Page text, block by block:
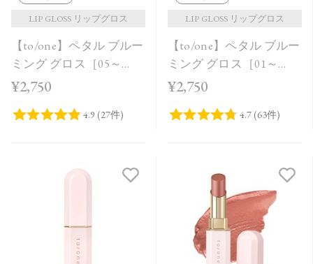
LIP GLOSS リップグロス
【to/one】ペタル ブルー
ミング グロス［05～
08］
¥2,750
LIP GLOSS リップグロス
【to/one】ペタル ブルー
ミング グロス［01～
04］
¥2,750